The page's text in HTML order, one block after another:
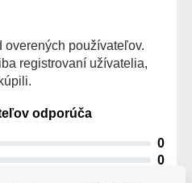
používateľov.
registrovaní užívatelia,
odporúča
0
0